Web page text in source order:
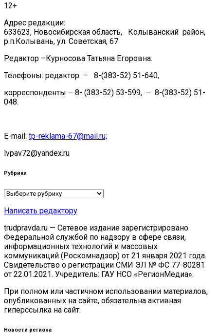
12+
Адрес редакции:
633623, Новосибирская область, Колыванский район,
р.п.Колывань, ул. Советская, 67
Редактор –Курносова Татьяна Егоровна.
Телефоны: редактор – 8-(383-52) 51-640,
корреспонденты – 8- (383-52) 53-599, – 8-(383-52) 51-
048.
E-mail: tp-reklama-67@mail.ru;
lvpav72@yandex.ru
Рубрики
Рубрики
Написать редактору
trudpravda.ru — Сетевое издание зарегистрировано
Федеральной службой по надзору в сфере связи,
информационных технологий и массовых
коммуникаций (Роскомнадзор) от 21 января 2021 года.
Свидетельство о регистрации СМИ ЭЛ № ФС 77-80281
от 22.01.2021. Учредитель: ГАУ НСО «РегионМедиа».
При полном или частичном использовании материалов,
опубликованных на сайте, обязательна активная
гиперссылка на сайт.
Новости региона